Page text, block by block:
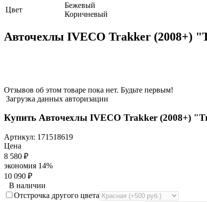
Цвет
Бежевый
Коричневый
Авточехлы IVECO Trakker (2008+)
Отзывов об этом товаре пока нет. Будьте первым!
Загрузка данных авторизации
Купить Авточехлы IVECO Trakker (2008+)
Артикул: 171518619
Цена
8 580 ₽
экономия 14%
10 090 ₽
В наличии
Отстрочка другого цвета